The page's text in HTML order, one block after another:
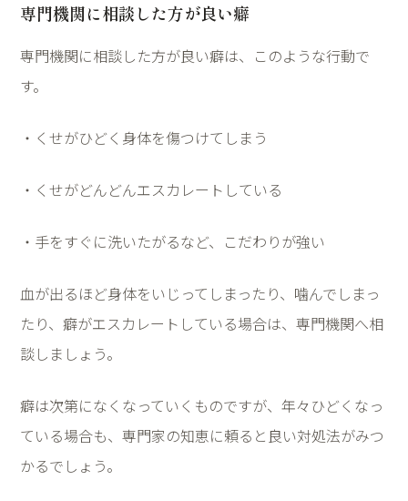
専門機関に相談した方が良い癖
専門機関に相談した方が良い癖は、このような行動で
す。
・くせがひどく身体を傷つけてしまう
・くせがどんどんエスカレートしている
・手をすぐに洗いたがるなど、こだわりが強い
血が出るほど身体をいじってしまったり、噛んでしまっ
たり、癖がエスカレートしている場合は、専門機関へ相
談しましょう。
癖は次第になくなっていくものですが、年々ひどくなっ
ている場合も、専門家の知恵に頼ると良い対処法がみつ
かるでしょう。